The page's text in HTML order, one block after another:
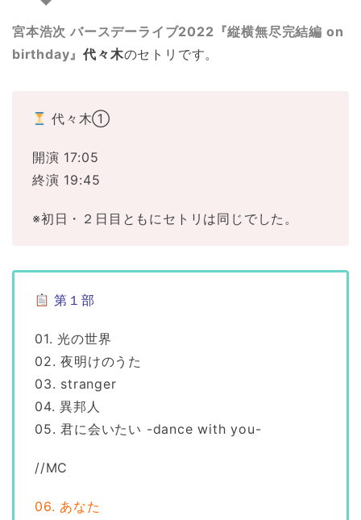
宮本浩次 バースデーライブ2022『縦横無尽完結編 on
birthday』代々木のセトリです。
代々木①
開演 17:05
終演 19:45
※初日・２日目ともにセトリは同じでした。
第１部
01. 光の世界
02. 夜明けのうた
03. stranger
04. 異邦人
05. 君に会いたい -dance with you-
//MC
06. あなた